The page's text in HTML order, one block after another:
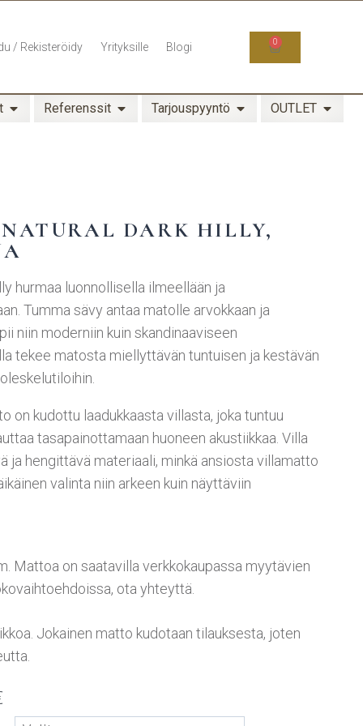
/ Rekisteröidy Yrityksille Blogi 0
Referenssit Tarjouspyyntö OUTLET
DARK HILLY,
hurmaa luonnollisella ilmeellään ja
Tumma sävy antaa matolle arvokkaan ja
niin moderniin kuin skandinaaviseen
tekee matosta miellyttävän tuntuisen ja kestävän
on kudottu laadukkaasta villasta, joka tuntuu
tasapainottamaan huoneen akustiikkaa. Villa
ja hengittävä materiaali, minkä ansiosta villamatto
valinta niin arkeen kuin näyttäviin
Mattoa on saatavilla verkkokaupassa myytävien
ota yhteyttä.
Jokainen matto kudotaan tilauksesta, joten